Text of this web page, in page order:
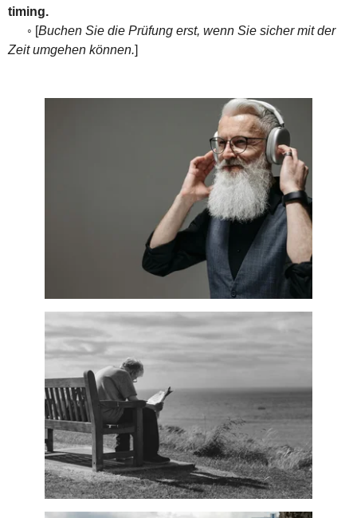
timing.
◦ [Buchen Sie die Prüfung erst, wenn Sie sicher mit der
Zeit umgehen können.]